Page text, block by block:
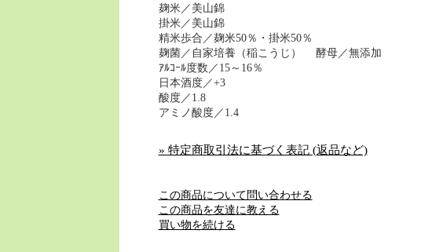
麹米／美山錦
掛米／美山錦
精米歩合／麹米50％・掛米50％
麹菌／自家培養（稲こうじ） 酵母／無添加
ｱﾙｺｰﾙ度数／15～16％
日本酒度／+3
酸度／1.8
アミノ酸度／1.4
» 特定商取引法に基づく表記 (返品など)
この商品について問い合わせる
この商品を友達に教える
買い物を続ける